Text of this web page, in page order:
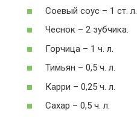
Соевый соус – 1 ст. л.
Чеснок – 2 зубчика.
Горчица – 1 ч. л.
Тимьян – 0,5 ч. л.
Карри – 0,25 ч. л.
Сахар – 0,5 ч. л.